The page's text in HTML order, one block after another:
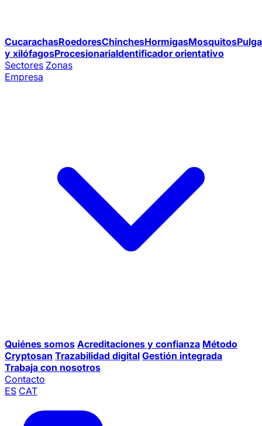
CucarachasRoedoresChinchesHormigasMosquitos
y xilófagosProcesionariaIdentificador orientativo
Sectores Zonas
Empresa
Quiénes somos Acreditaciones y confianza Método
Cryptosan Trazabilidad digital Gestión integrada
Trabaja con nosotros
Contacto
ES CAT